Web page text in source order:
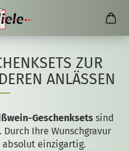
ZUR H
ANLÄSSEN
Geschenksets sind
Durch Ihre Wunschgravur
einzigartig.